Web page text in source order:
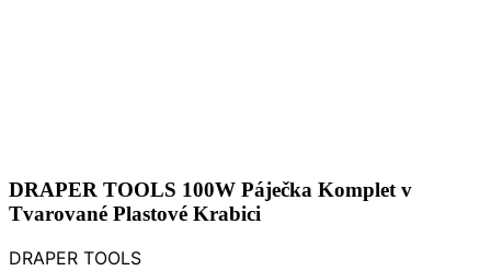
DRAPER TOOLS 100W Páječka Komplet v
Tvarované Plastové Krabici
DRAPER TOOLS